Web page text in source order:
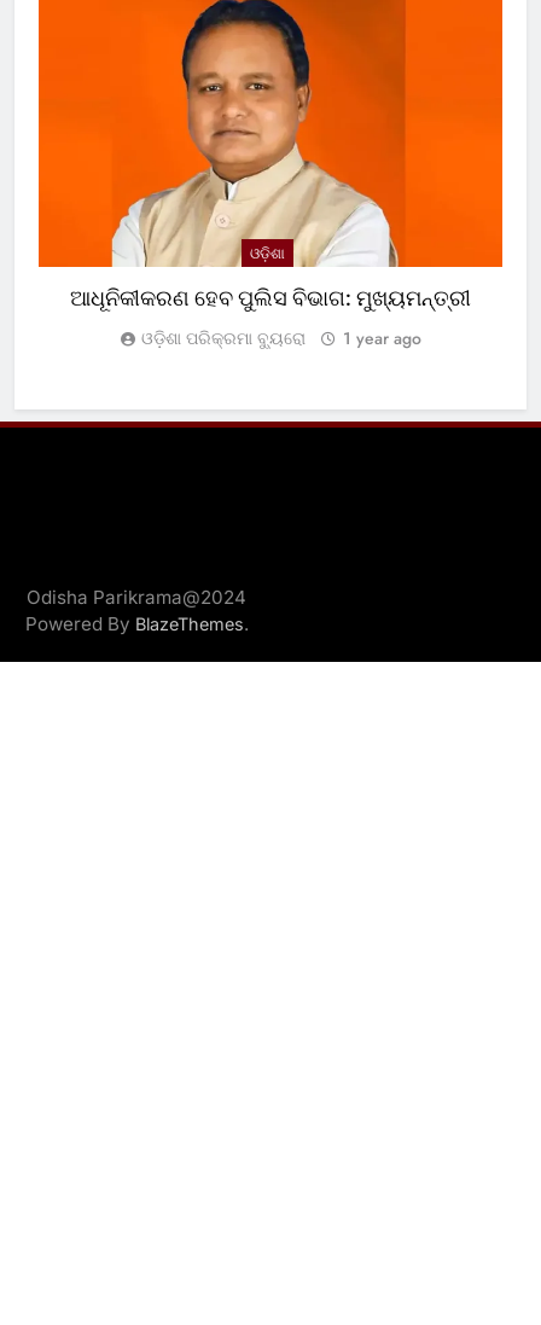
ଓଡ଼ିଶା
ଆଧୂନିକୀକରଣ ହେବ ପୁଲିସ ବିଭାଗ: ମୁଖ୍ୟମନ୍ତ୍ରୀ
ଓଡ଼ିଶା ପରିକ୍ରମା ବ୍ୟୁରୋ 1 year ago
Odisha Parikrama@2024
Powered By BlazeThemes.